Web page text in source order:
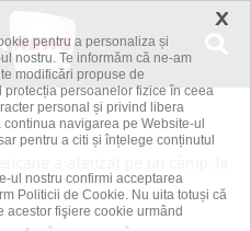
a aterizat pe un câmp, la
×
pentru a personaliza și
nostru. Te informăm că ne-am
modificări propuse de
persoanelor fizice în ceea
personal și privind libera
navigarea pe Website-ul
pentru a citi și înțelege conținutul
ul nostru confirmi acceptarea
Politicii de Cookie. Nu uita totuși că
acestor fişiere cookie urmând